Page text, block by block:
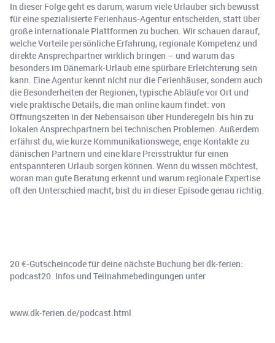
In dieser Folge geht es darum, warum viele Urlauber sich bewusst
für eine spezialisierte Ferienhaus-Agentur entscheiden, statt über
große internationale Plattformen zu buchen. Wir schauen darauf,
welche Vorteile persönliche Erfahrung, regionale Kompetenz und
direkte Ansprechpartner wirklich bringen – und warum das
besonders im Dänemark-Urlaub eine spürbare Erleichterung sein
kann. Eine Agentur kennt nicht nur die Ferienhäuser, sondern auch
die Besonderheiten der Regionen, typische Abläufe vor Ort und
viele praktische Details, die man online kaum findet: von
Öffnungszeiten in der Nebensaison über Hunderegeln bis hin zu
lokalen Ansprechpartnern bei technischen Problemen. Außerdem
erfährst du, wie kurze Kommunikationswege, enge Kontakte zu
dänischen Partnern und eine klare Preisstruktur für einen
entspannteren Urlaub sorgen können. Wenn du wissen möchtest,
woran man gute Beratung erkennt und warum regionale Expertise
oft den Unterschied macht, bist du in dieser Episode genau richtig.
20 €-Gutscheincode für deine nächste Buchung bei dk-ferien:
podcast20. Infos und Teilnahmebedingungen unter
www.dk-ferien.de/podcast.html